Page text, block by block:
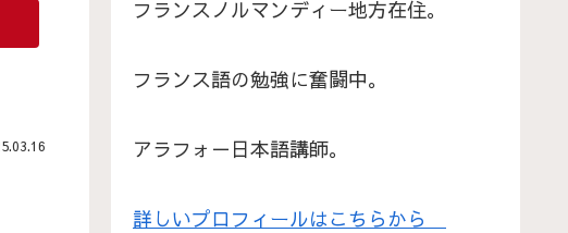
フランスノルマンディー地方在住。
フランス語の勉強に奮闘中。
アラフォ－日本語講師。
詳しいプロフィールはこちらから